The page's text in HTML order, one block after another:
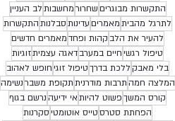
התקשרות מבוגריםשחרורמחשבותלב העניין
לתרגל מהביתמאמריםעדינותסבלנותהתקשרות
להעיר את הלב קהות ופחדמאמרים חדשים
טיפול רגשיחיים במערבדאגה עצמיתזוגיות
בלי מאבקללכת בדרךטיפול זוגיחופש לאהוב
המלצה חמהתרבות מודרניתתקופת משברנשימה
קורס המשךפשוט להיותאי ידיעהנרשם בגוף
הפחתת סטרסטייס אוטומטיסקרנות